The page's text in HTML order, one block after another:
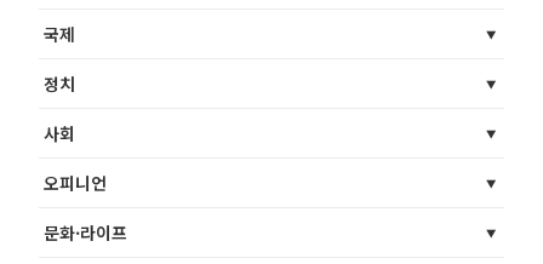
국제
정치
사회
오피니언
문화·라이프